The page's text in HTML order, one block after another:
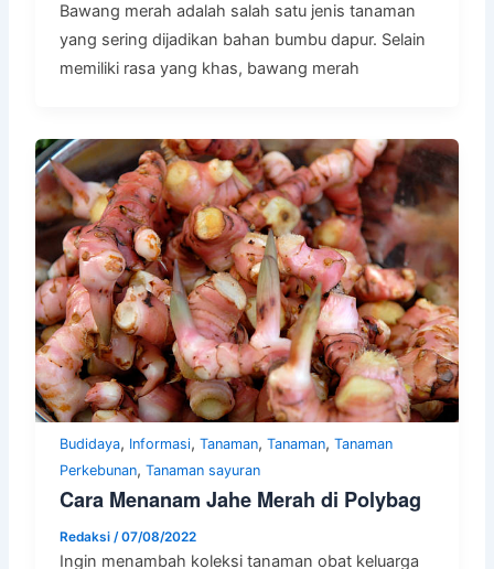
Bawang merah adalah salah satu jenis tanaman
yang sering dijadikan bahan bumbu dapur. Selain
memiliki rasa yang khas, bawang merah
Budidaya, Informasi,Tanaman,Tanaman,Tanaman
Perkebunan,Tanaman sayuran
Cara Menanam Jahe Merah di Polybag
Redaksi /07/08/2022
Ingin menambah koleksi tanaman obat keluarga